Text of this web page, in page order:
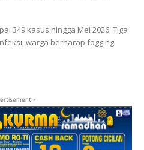
349 kasus hingga Mei 2026. Tiga
warga berharap fogging
-